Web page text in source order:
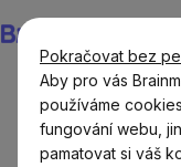
Pokračovat bez
Aby pro vás
používáme
fungování webu,
pamatovat si váš
na
obsah
Cíle Duševní